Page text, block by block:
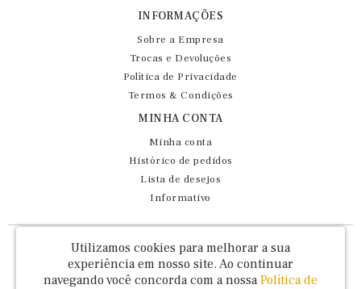
INFORMAÇÕES
Sobre a Empresa
Trocas e Devoluções
Política de Privacidade
Termos & Condições
MINHA CONTA
Minha conta
Histórico de pedidos
Lista de desejos
Informativo
Fernando Maluhy Cia Ltda - CNPJ: 60.458.825/0001-86
Rua Dr Euclydes da Cunha, 47 - Brás - São Paulo / SP - CEP 03016-030
Utilizamos cookies para melhorar a sua
experiência em nosso site. Ao continuar
navegando você concorda com a nossa Política de